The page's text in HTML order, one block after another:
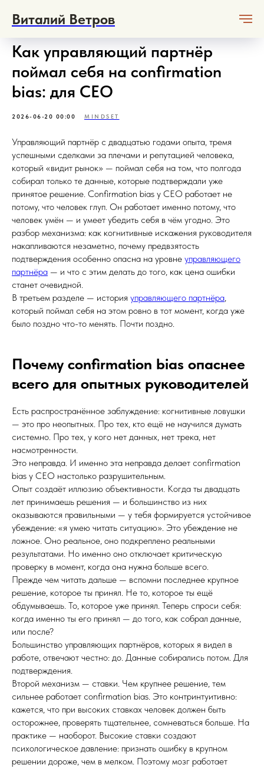
Виталий Ветров
Как управляющий партнёр
поймал себя на confirmation
bias: для CEO
2026-06-20 00:00 MINDSET
Управляющий партнёр с двадцатью годами опыта, тремя
успешными сделками за плечами и репутацией человека,
который «видит рынок» — поймал себя на том, что полгода
собирал только те данные, которые подтверждали уже
принятое решение. Confirmation bias у CEO работает не
потому, что человек глуп. Он работает именно потому, что
человек умён — и умеет убедить себя в чём угодно. Это
разбор механизма: как когнитивные искажения руководителя
накапливаются незаметно, почему предвзятость
подтверждения особенно опасна на уровне управляющего
партнёра — и что с этим делать до того, как цена ошибки
станет очевидной.
В третьем разделе — история управляющего партнёра,
который поймал себя на этом ровно в тот момент, когда уже
было поздно что-то менять. Почти поздно.
Почему confirmation bias опаснее
всего для опытных руководителей
Есть распространённое заблуждение: когнитивные ловушки
— это про неопытных. Про тех, кто ещё не научился думать
системно. Про тех, у кого нет данных, нет трека, нет
насмотренности.
Это неправда. И именно эта неправда делает confirmation
bias у CEO настолько разрушительным.
Опыт создаёт иллюзию объективности. Когда ты двадцать
лет принимаешь решения — и большинство из них
оказываются правильными — у тебя формируется устойчивое
убеждение: «я умею читать ситуацию». Это убеждение не
ложное. Оно реальное, оно подкреплено реальными
результатами. Но именно оно отключает критическую
проверку в момент, когда она нужна больше всего.
Прежде чем читать дальше — вспомни последнее крупное
решение, которое ты принял. Не то, которое ты ещё
обдумываешь. То, которое уже принял. Теперь спроси себя:
когда именно ты его принял — до того, как собрал данные,
или после?
Большинство управляющих партнёров, которых я видел в
работе, отвечают честно: до. Данные собирались потом. Для
подтверждения.
Второй механизм — ставки. Чем крупнее решение, тем
сильнее работает confirmation bias. Это контринтуитивно:
кажется, что при высоких ставках человек должен быть
осторожнее, проверять тщательнее, сомневаться больше. На
практике — наоборот. Высокие ставки создают
психологическое давление: признать ошибку в крупном
решении дороже, чем в мелком. Поэтому мозг работает